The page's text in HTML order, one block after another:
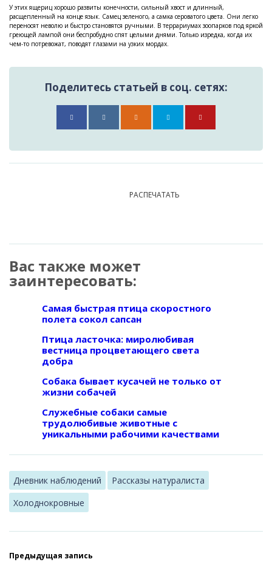
У этих ящериц хорошо развиты конечности, сильный хвост и длинный,
расщепленный на конце язык. Самец зеленого, а самка сероватого цвета. Они легко
переносят неволю и быстро становятся ручными. В террариумах зоопарков под яркой
греющей лампой они беспробудно спят целыми днями. Только изредка, когда их
чем-то потревожат, поводят глазами на узких мордах.
Поделитесь статьей в соц. сетях:
РАСПЕЧАТАТЬ
Вас также может
заинтересовать:
Самая быстрая птица скоростного
полета сокол сапсан
Птица ласточка: миролюбивая
вестница процветающего света
добра
Собака бывает кусачей не только от
жизни собачей
Служебные собаки самые
трудолюбивые животные с
уникальными рабочими качествами
Дневник наблюдений
Рассказы натуралиста
Холоднокровные
Предыдущая запись